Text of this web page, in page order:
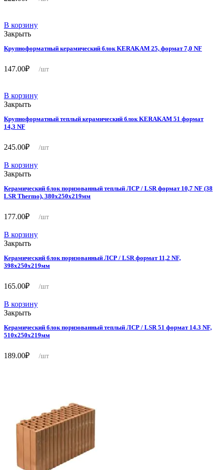
В корзину
Закрыть
Крупноформатный керамический блок KERAKAM 25, формат 7,0 NF
147.00₽ /шт
В корзину
Закрыть
Крупноформатный теплый керамический блок KERAKAM 51 формат
14,3 NF
245.00₽ /шт
В корзину
Закрыть
Керамический блок поризованный теплый ЛСР / LSR формат 10,7 NF (38
LSR Thermo), 380х250х219мм
177.00₽ /шт
В корзину
Закрыть
Керамический блок поризованный ЛСР / LSR формат 11,2 NF,
398х250х219мм
165.00₽ /шт
В корзину
Закрыть
Керамический блок поризованный теплый ЛСР / LSR 51 формат 14.3 NF,
510х250х219мм
189.00₽ /шт